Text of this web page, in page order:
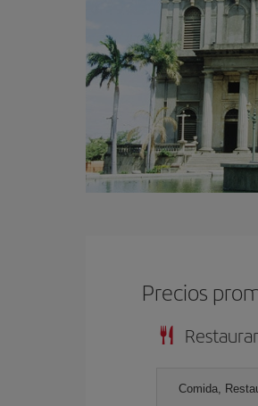
Precios
Comida,